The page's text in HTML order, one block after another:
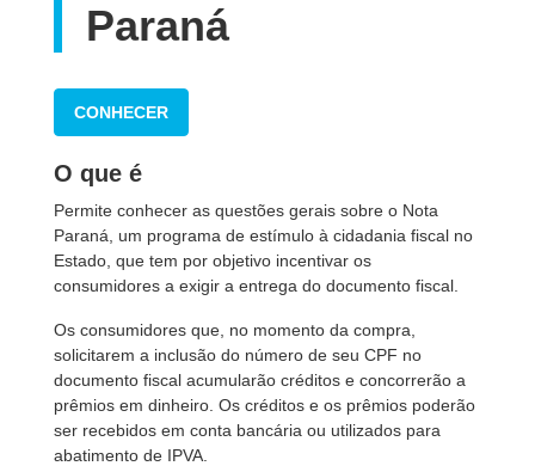
Paraná
CONHECER
O que é
Permite conhecer as questões gerais sobre o Nota
Paraná, um programa de estímulo à cidadania fiscal no
Estado, que tem por objetivo incentivar os
consumidores a exigir a entrega do documento fiscal.
Os consumidores que, no momento da compra,
solicitarem a inclusão do número de seu CPF no
documento fiscal acumularão créditos e concorrerão a
prêmios em dinheiro. Os créditos e os prêmios poderão
ser recebidos em conta bancária ou utilizados para
abatimento de IPVA.